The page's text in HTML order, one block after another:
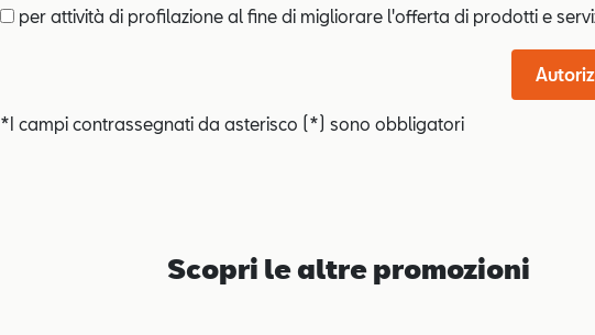
per attività di profilazione al fine di migliorare l'offerta di prodotti e
*I campi contrassegnati da asterisco (*) sono obbligatori
Scopri le altre promozioni